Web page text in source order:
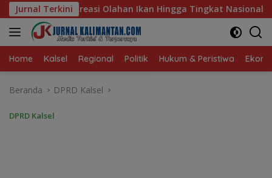
Langsung
ke
konten
Jurnal Terkini
Hingga Tingkat Nasional Pada Lomba Masak Serba Ikan
Home Kalsel Regional Politik Hukum & Peristiwa
Beranda DPRD Kalsel
DPRD Kalsel